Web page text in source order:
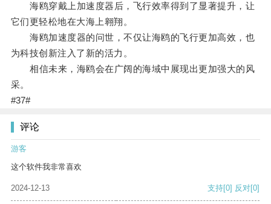
海鸥穿戴上加速度器后，飞行效率得到了显著提升，让
它们更轻松地在大海上翱翔。
海鸥加速度器的问世，不仅让海鸥的飞行更加高效，也
为科技创新注入了新的活力。
相信未来，海鸥会在广阔的海域中展现出更加强大的风
采。
#37#
评论
游客
这个软件我非常喜欢
2024-12-13 支持[0] 反对[0]